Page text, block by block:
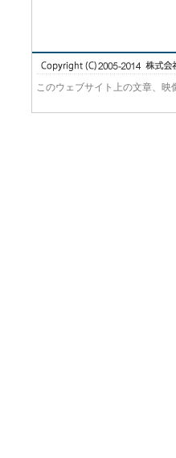
このウェブサイト上の文章、